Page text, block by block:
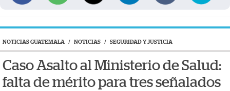
NOTICIAS GUATEMALA / NOTICIAS / SEGURIDAD Y JUSTICIA
Caso Asalto al Ministerio de Salud:
falta de mérito para tres señalados